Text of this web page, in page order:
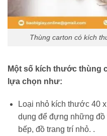
Thùng carton có kích
Một số kích thước thùng
lựa chọn như:
Loại nhỏ kích thước 40
dụng để đựng những đồ
bếp, đồ trang trí nhỏ. .